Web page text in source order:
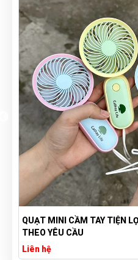
- QUẠT CẦM TAY IN LOGO